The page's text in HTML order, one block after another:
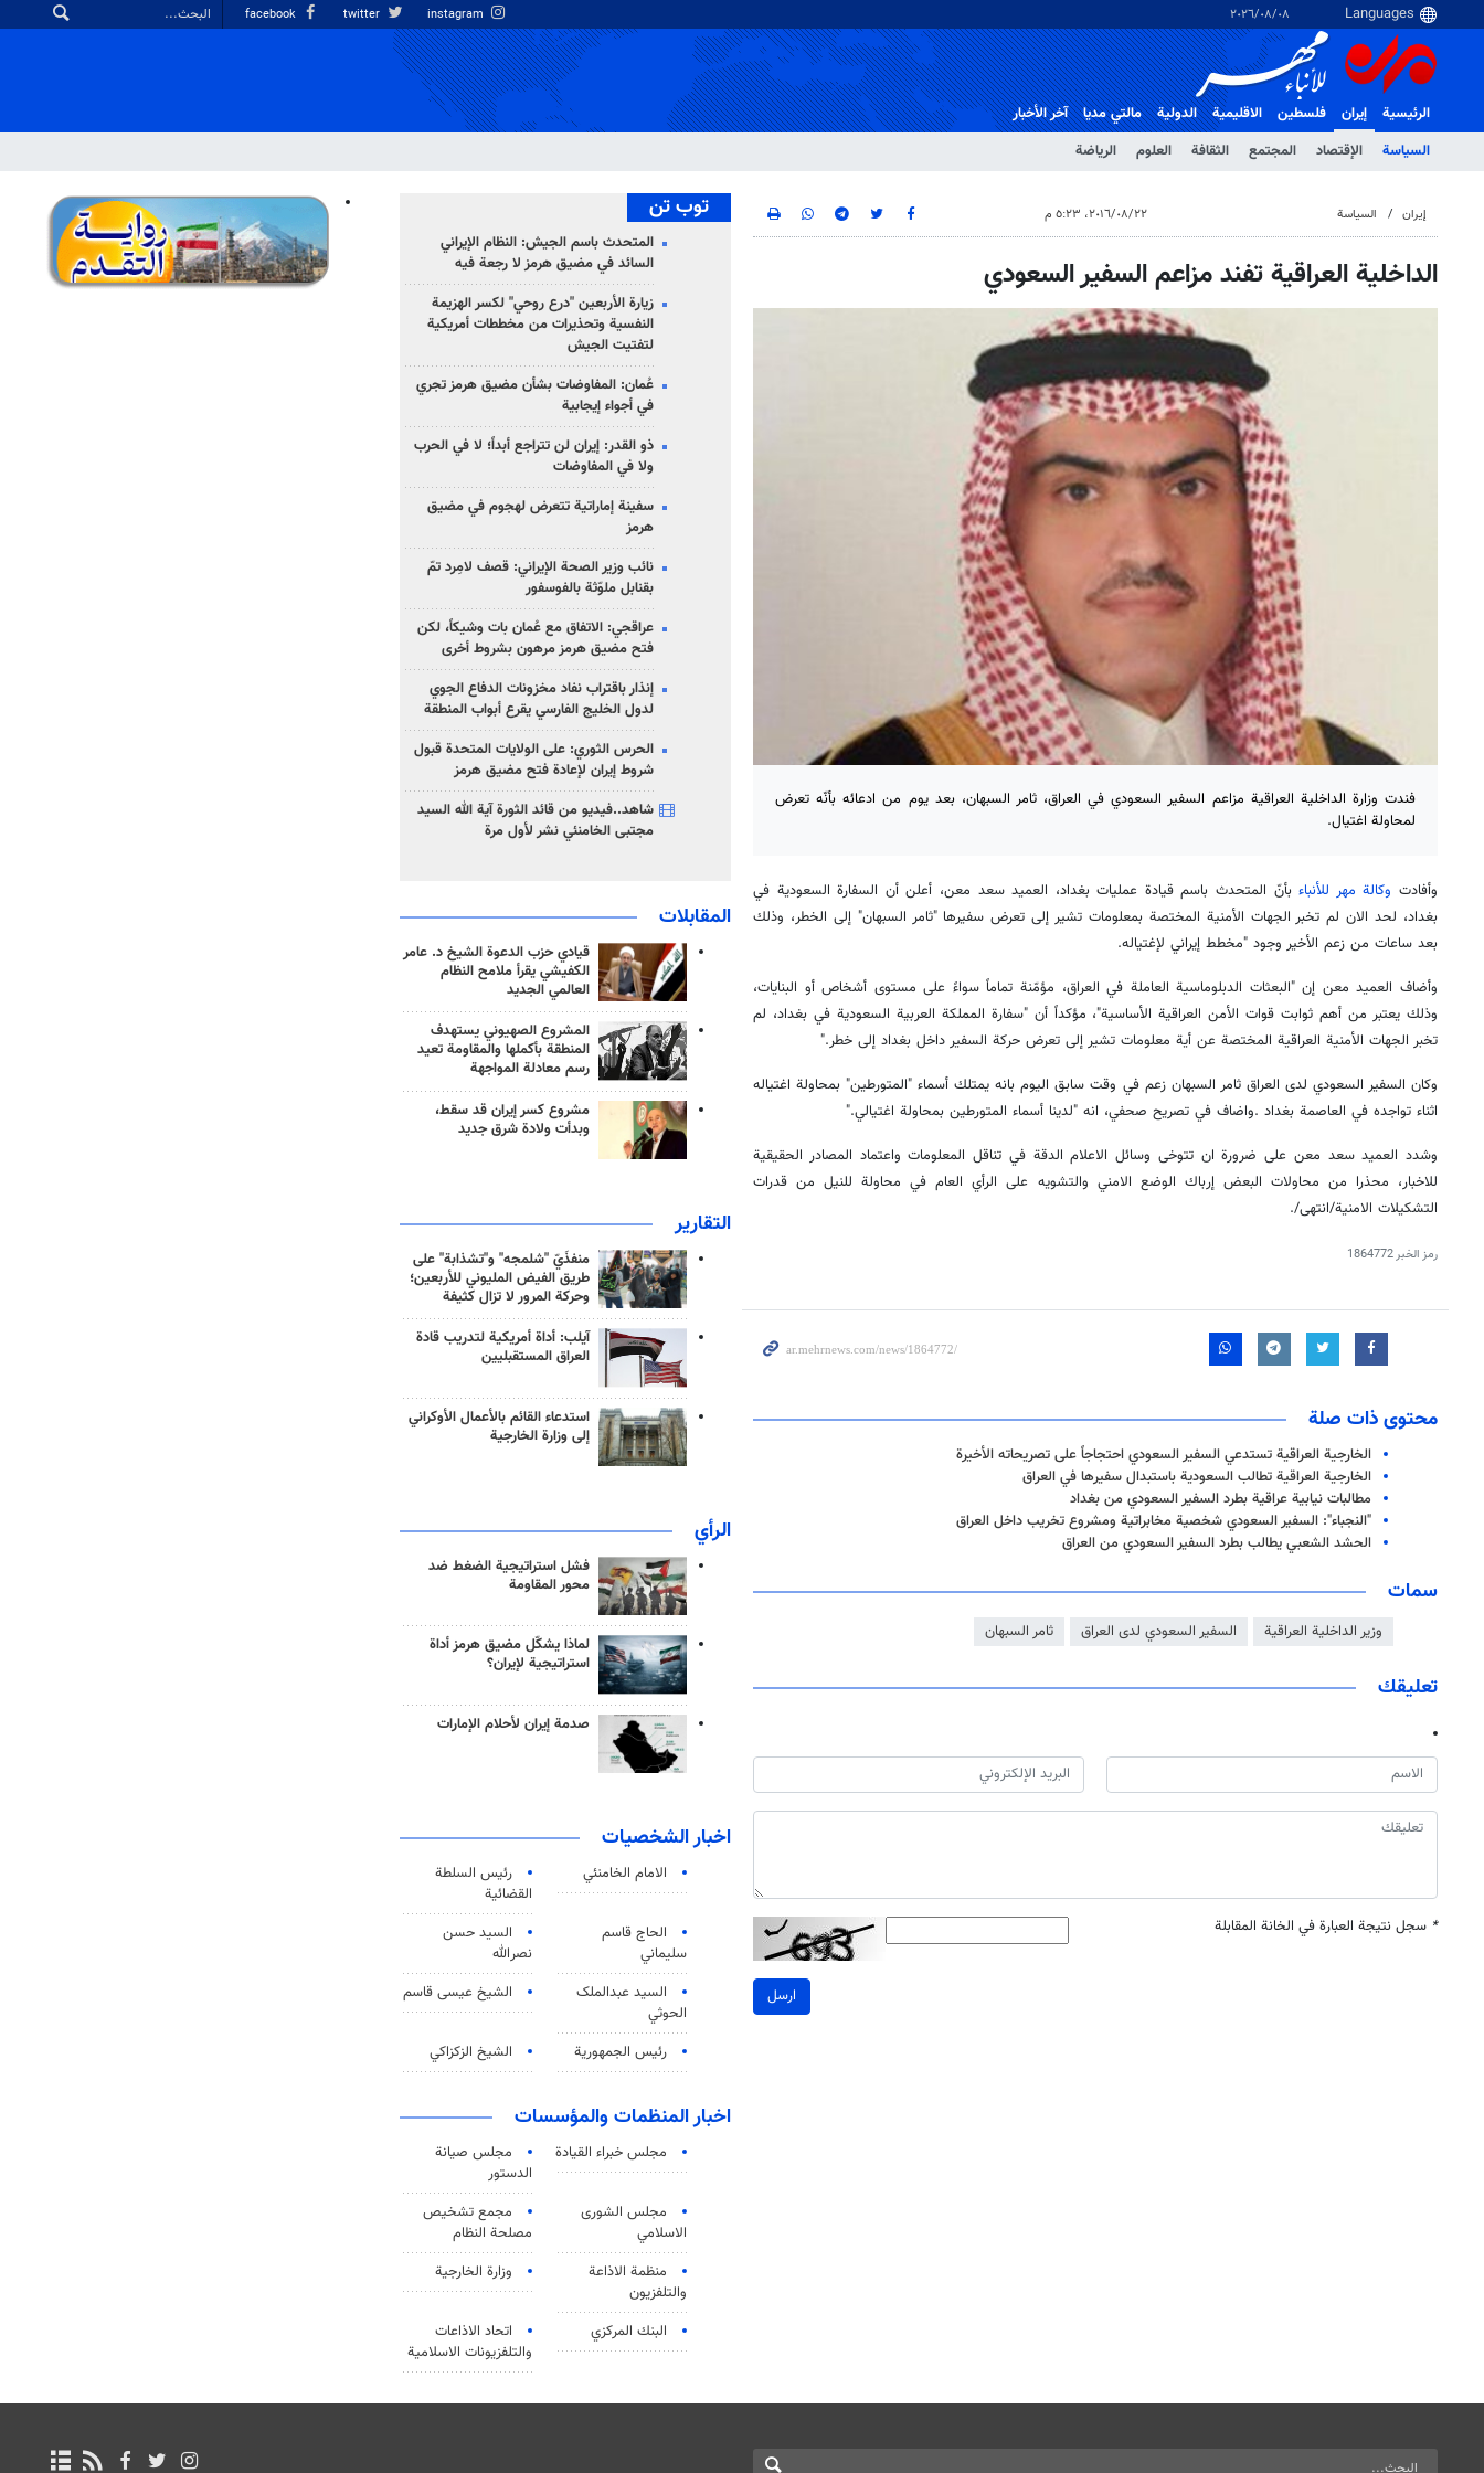
٠٨‏/٠٨‏/٢٠٢٦
الرئيسية
إيران
السياسة
الإقتصاد المجتمع الثقافة العلوم الرياضة
فلسطین الاقلیمیة الدولية مالتي مدیا آخر الأخبار
إيران السياسة ٢٢‏/٠٨‏/٢٠١٦، ٥:٢٣ م
الداخلية العراقية تفند مزاعم السفير السعودي
فندت وزارة الداخلية العراقية مزاعم السفير السعودي في العراق، ثامر السبهان، بعد يوم من ادعائه بأنّه تعرض
لمحاولة اغتيال.
وأفادت وكالة مهر للأنباءبأنّ المتحدث باسم قيادة عمليات بغداد، العميد سعد معن، أعلن أن السفارة السعودية في
بغداد، لحد الان لم تخبر الجهات الأمنية المختصة بمعلومات تشير إلى تعرض سفيرها "ثامر السبهان" إلى الخطر، وذلك
بعد ساعات من زعم الأخير وجود "مخطط إيراني لإغتياله.
وأضاف العميد معن إن "البعثات الدبلوماسية العاملة في العراق، مؤمّنة تماماً سواءً على مستوى أشخاص أو البنايات،
وذلك يعتبر من أهم ثوابت قوات الأمن العراقية الأساسية"، مؤكداً أن "سفارة المملكة العربية السعودية في بغداد، لم
تخبر الجهات الأمنية العراقية المختصة عن أية معلومات تشير إلى تعرض حركة السفير داخل بغداد إلى خطر".
وكان السفير السعودي لدى العراق ثامر السبهان زعم في وقت سابق اليوم بانه يمتلك أسماء "المتورطين" بمحاولة اغتياله
اثناء تواجده في العاصمة بغداد .واضاف في تصريح صحفي، انه "لدينا أسماء المتورطين بمحاولة اغتيالي".
وشدد العميد سعد معن على ضرورة ان تتوخى وسائل اﻻعلام الدقة في تناقل المعلومات واعتماد المصادر الحقيقية
للاخبار، محذرا من محاولات البعض إرباك الوضع اﻻمني والتشويه على الرأي العام في محاولة للنيل من قدرات
التشكيلات اﻻمنية./انتهى/
رمز الخبر1864772
محتوى ذات صلة
الخارجية العراقية تستدعي السفير السعودي احتجاجاً على تصريحاته الأخيرة
الخارجية العراقية تطالب السعودية باستبدال سفيرها في العراق
مطالبات نيابية عراقية بطرد السفير السعودي من بغداد
"النجباء": السفير السعودي شخصية مخابراتية ومشروع تخريب داخل العراق
الحشد الشعبي يطالب بطرد السفير السعودي من العراق
سمات
وزير الداخلية العراقية السفير السعودي لدى العراق ثامر السبهان
تعليقك
* سجل نتيجة العبارة في الخانة المقابلة
ارسل
توب تن
المتحدث باسم الجيش: النظام الإيراني
السائد في مضيق هرمز لا رجعة فيه
زيارة الأربعين "درع روحي" لكسر الهزيمة
النفسية وتحذيرات من مخططات أمريكية
لتفتيت الجيش
عُمان: المفاوضات بشأن مضيق هرمز تجري
في أجواء إيجابية
ذو القدر: إيران لن تتراجع أبداً؛ لا في الحرب
ولا في المفاوضات
سفينة إماراتية تتعرض لهجوم في مضيق
هرمز
نائب وزير الصحة الإيراني: قصف لامِرد تمّ
بقنابل ملوّثة بالفوسفور
عراقجي: الاتفاق مع عُمان بات وشيكاً، لكن
فتح مضيق هرمز مرهون بشروط أخرى
إنذار باقتراب نفاد مخزونات الدفاع الجوي
لدول الخليج الفارسي يقرع أبواب المنطقة
الحرس الثوري: على الولايات المتحدة قبول
شروط إيران لإعادة فتح مضيق هرمز
شاهد..فيديو من قائد الثورة آية الله السيد
مجتبى الخامنئي نشر لأول مرة
المقابلات
قيادي حزب الدعوة الشيخ د. عامر
الكفيشي يقرأ ملامح النظام
العالمي الجديد
المشروع الصهيوني يستهدف
المنطقة بأكملها والمقاومة تعيد
رسم معادلة المواجهة
مشروع كسر إيران قد سقط،
وبدأت ولادة شرق جديد
التقارير
منفذَيّ "شلمجه" و"تشذابة" على
طريق الفيض المليوني للأربعين؛
وحركة المرور لا تزال كثيفة
آيلب: أداة أمريكية لتدريب قادة
العراق المستقبليين
استدعاء القائم بالأعمال الأوكراني
إلى وزارة الخارجية
الرأي
فشل استراتيجية الضغط ضد
محور المقاومة
لماذا يشكّل مضيق هرمز أداة
استراتيجية لإيران؟
صدمة إيران لأحلام الإمارات
اخبار الشخصيات
الامام الخامنئي
رئیس السلطة
القضائیة
الحاج قاسم
سليماني
السيد حسن
نصرالله
السید عبدالملک
الحوثي
الشيخ عيسى قاسم
رئيس الجمهورية الشيخ الزكزاكي
اخبار المنظمات والمؤسسات
مجلس خبراء القيادة
مجلس صيانة
الدستور
مجلس الشورى
الاسلامي
مجمع تشخيص
مصلحة النظام
منظمة الاذاعة
والتلفزیون
وزارة الخارجية
البنك المركزي
اتحاد الاذاعات
والتلفزيونات الاسلامية